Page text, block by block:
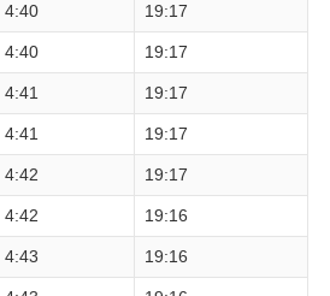
4:40 19:17
4:40 19:17
4:41 19:17
4:41 19:17
4:42 19:17
4:42 19:16
4:43 19:16